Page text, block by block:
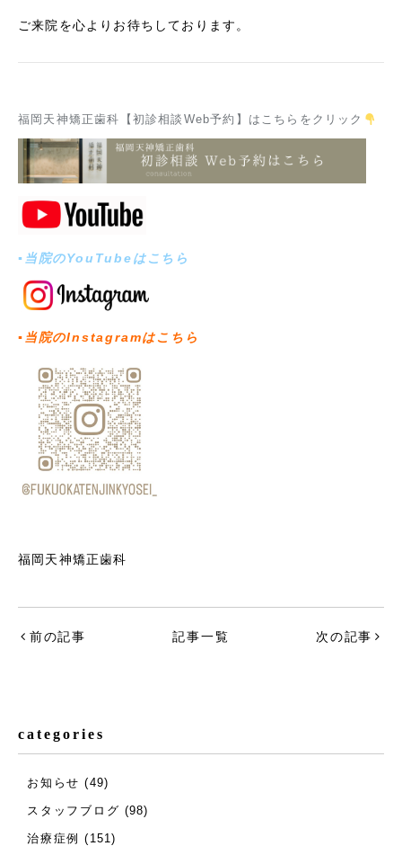
ご来院を心よりお待ちしております。
福岡天神矯正歯科【初診相談Web予約】はこちらをクリック
▪︎当院のYouTubeはこちら
▪︎当院のInstagramはこちら
福岡天神矯正歯科
前の記事 記事一覧 次の記事
categories
お知らせ (49)
スタッフブログ (98)
治療症例 (151)